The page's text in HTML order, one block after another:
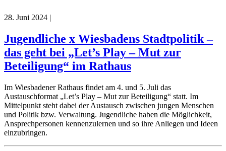
28. Juni 2024 |
Jugendliche x Wiesbadens Stadtpolitik –
das geht bei „Let’s Play – Mut zur
Beteiligung“ im Rathaus
Im Wiesbadener Rathaus findet am 4. und 5. Juli das
Austauschformat „Let’s Play – Mut zur Beteiligung“ statt. Im
Mittelpunkt steht dabei der Austausch zwischen jungen Menschen
und Politik bzw. Verwaltung. Jugendliche haben die Möglichkeit,
Ansprechpersonen kennenzulernen und so ihre Anliegen und Ideen
einzubringen.